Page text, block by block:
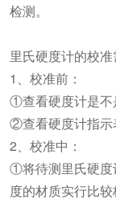
检测。
里氏硬度计的校
1、校准前：
①查看硬度计是不
②查看硬度计指示
2、校准中：
①将待测里氏硬度
度的材质实行比